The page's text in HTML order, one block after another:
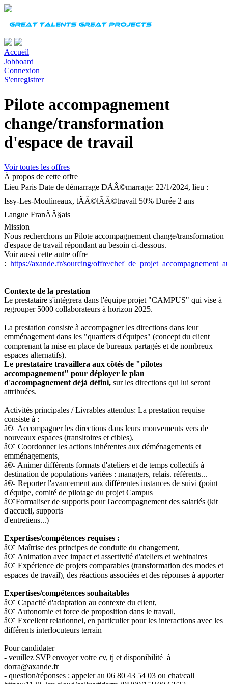
Accueil
Jobboard
Connexion
S'enregistrer
Pilote accompagnement
change/transformation
d'espace de travail
Voir toutes les offres
À propos de cette offre
Lieu Paris Date de démarrage DÃÂ©marrage: 22/1/2024, lieu :
Issy-Les-Moulineaux, tÃÂ©lÃÂ©travail 50% Durée 2 ans
Langue FranÃÂ§ais
Mission
Nous recherchons un Pilote accompagnement change/transformation
d'espace de travail répondant au besoin ci-dessous.
Voir aussi cette autre offre
: https://axande.fr/sourcing/offre/
Contexte de la prestation
Le prestataire s'intégrera dans l'équipe projet "CAMPUS" qui vise à
regrouper 5000 collaborateurs à horizon 2025.
La prestation consiste à accompagner les directions dans leur
emménagement dans les "quartiers d'équipes" (concept du client
comprenant la mise en place de bureaux partagés et de nombreux
espaces alternatifs).
Le prestataire travaillera aux côtés de "pilotes
accompagnement" pour déployer le plan
d'accompagnement déjà défini, sur les directions qui lui seront
attribuées.
Activités principales / Livrables attendus: La prestation requise
consiste à :
â€¢ Accompagner les directions dans leurs mouvements vers de
nouveaux espaces (transitoires et cibles),
â€¢ Coordonner les actions inhérentes aux déménagements et
emménagements,
â€¢ Animer différents formats d'ateliers et de temps collectifs à
destination de populations variées : managers, relais. référents...
â€¢ Reporter l'avancement aux différentes instances de suivi (point
d'équipe, comité de pilotage du projet Campus
â€¢Formaliser de supports pour l'accompagnement des salariés (kit
d'accueil, supports
d'entretiens...)
Expertises/compétences requises :
â€¢ Maîtrise des principes de conduite du changement,
â€¢ Animation avec impact et assertivité d'ateliers et webinaires
â€¢ Expérience de projets comparables (transformation des modes et
espaces de travail), des réactions associées et des réponses à apporter
Expertises/compétences souhaitables
â€¢ Capacité d'adaptation au contexte du client,
â€¢ Autonomie et force de proposition dans le travail,
â€¢ Excellent relationnel, en particulier pour les interactions avec les
différents interlocuteurs terrain
Pour candidater
- veuillez SVP envoyer votre cv, tj et disponibilité à
dorra@axande.fr
- question/réponses : appeler au 06 80 43 54 03 ou chat/call